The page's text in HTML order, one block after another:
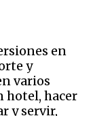
en
y
varios
hotel, hacer
y servir,